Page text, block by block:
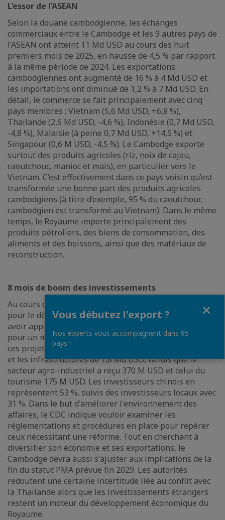
L’essor de l’ASEAN
Selon la douane cambodgienne, les échanges
commerciaux entre le Cambodge et les 9 autres pays de
l’ASEAN ont atteint 11 Md USD au cours des huit
premiers mois de 2025, en hausse de 4,5 % par rapport
à la même période de 2024. Les exportations
cambodgiennes ont augmenté de 16 % à 4 Md USD et
les importations ont diminué de 1,2 % à 7 Md USD. En
détail, le commerce se fait principalement avec cinq
pays membres : Vietnam (5,6 Md USD, +6,8 %),
Thaïlande (2,6 Md USD, -4,6 %), Indonésie (0,7 Md USD,
-4,8 %), Malaisie (à peine 0,7 Md USD, +14,5 %) et
Singapour (0,6 M USD, -4,5 %). Le Cambodge exporte
surtout des produits agricoles (riz, noix de cajou,
caoutchouc, manioc et maïs), en particulier vers le
Vietnam. C’est effectivement dans ce pays voisin qu’est
transformée une bonne part des produits agricoles
cambodgiens (à titre d’exemple, 95 % du caoutchouc
cambodgien est transformé au Vietnam). Dans le même
temps, le Royaume importe principalement des
produits pétroliers, des biens de consommation, des
aliments et des boissons, ainsi que des matériaux de
reconstruction.
8 mois de boom des investissements
Au cours des huit premiers mois de 2025, le Conseil
pour le développement du Cambodge (CDC) annonce
avoir approuvé 491 projets d’investissement (+71 %)
pour un montant total de 7,2 Md USD (+50 %). Parmi
ces projets, le secteur manufacturier a reçu 5 Md USD
et les infrastructures de 1,8 Md USD, tandis que le
secteur agro-industriel a reçu 370 M USD et celui du
tourisme 175 M USD. Les investisseurs chinois en
représentent 53 %, suivis des investisseurs locaux avec
31 %. Dans le but d'améliorer l'environnement des
affaires, le CDC indique vouloir examiner les
réglementations et procédures en place pour repérer
ceux nécessitant une réforme. Tout en cherchant à
diversifier son économie et ses exportations, le
Cambodge devra aussi s'ajuster aux implications de la
fin du statut PMA prévue fin 2029. Les autorités
redoutent une certaine incertitude liée au conflit avec
la Thaïlande alors que les investissements étrangers
restent un moteur du développement économique du
Royaume.
Vous débutez l'export ?
Nos experts vous accompagnent dans 95
pays !